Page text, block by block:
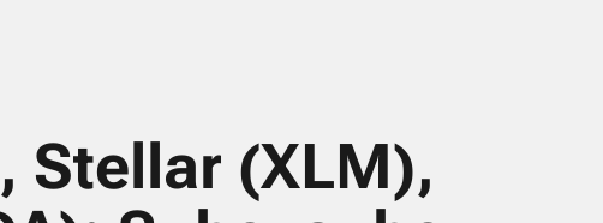
Stellar (XLM),